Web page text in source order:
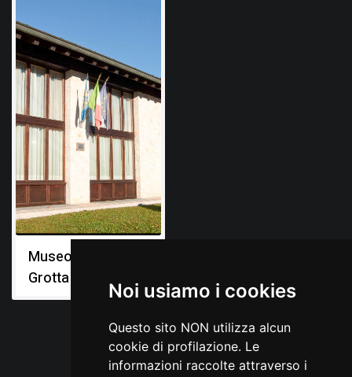
Noi usiamo i cookies
Questo sito NON utilizza alcun
cookie di profilazione. Le
informazioni raccolte attraverso i
Museo della
Grotta di Pradis